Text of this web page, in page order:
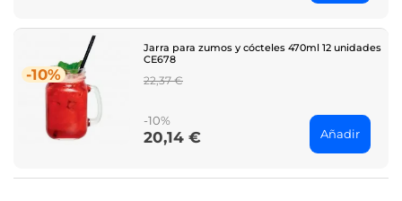
-10%
Jarra para zumos y cócteles 470ml 12 unidades
CE678
Regular
22,37 €
-10%
Price
20,14 € Añadir